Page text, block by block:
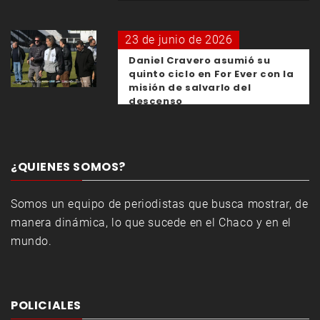
23 de junio de 2026
Daniel Cravero asumió su
quinto ciclo en For Ever con la
misión de salvarlo del
descenso
¿QUIENES SOMOS?
Somos un equipo de periodistas que busca mostrar, de
manera dinámica, lo que sucede en el Chaco y en el
mundo.
POLICIALES